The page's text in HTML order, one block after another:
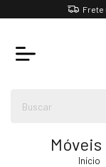
Frete
Início